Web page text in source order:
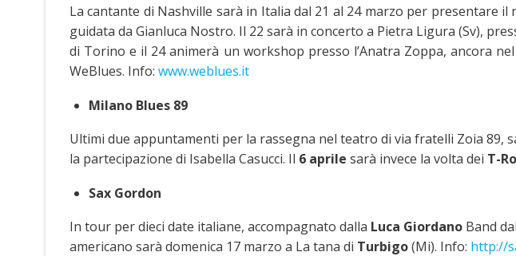
La cantante di Nashville sarà in Italia dal 21 al 24 marzo per presentare il
guidata da Gianluca Nostro. Il 22 sarà in concerto a Pietra Ligura (Sv),
di Torino e il 24 animerà un workshop presso l’Anatra Zoppa, ancora
WeBlues. Info: www.weblues.it
Milano Blues 89
Ultimi due appuntamenti per la rassegna nel teatro di via fratelli Zoia 89,
la partecipazione di Isabella Casucci. Il 6 aprile sarà invece la volta dei T-
Sax Gordon
In tour per dieci date italiane, accompagnato dalla Luca Giordano Band
americano sarà domenica 17 marzo a La tana di Turbigo(Mi). Info: http://